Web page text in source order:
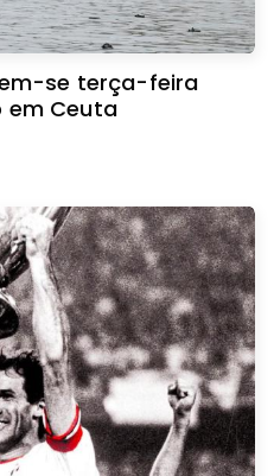
se terça-feira
em Ceuta